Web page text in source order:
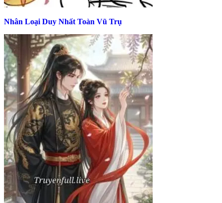
Nhân Loại Duy Nhất Toàn Vũ Trụ